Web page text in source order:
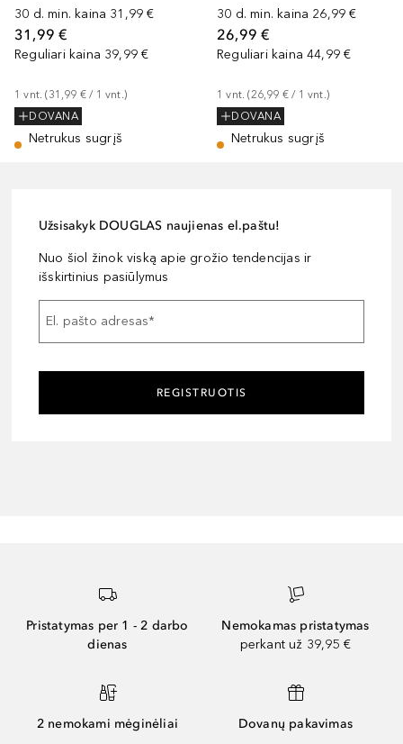
30 d. min. kaina 31,99 €
31,99 €
Reguliari kaina 39,99 €
1 vnt. (31,99 € / 1 vnt.)
DOVANA
Netrukus sugrįš
30 d. min. kaina 26,99 €
26,99 €
Reguliari kaina 44,99 €
1 vnt. (26,99 € / 1 vnt.)
DOVANA
Netrukus sugrįš
Užsisakyk DOUGLAS naujienas el.paštu!
Nuo šiol žinok viską apie grožio tendencijas ir
išskirtinius pasiūlymus
El. pašto adresas*
REGISTRUOTIS
Pristatymas per 1 - 2 darbo
dienas
Nemokamas pristatymas
perkant už 39,95 €
2 nemokami mėginėliai Dovanų pakavimas